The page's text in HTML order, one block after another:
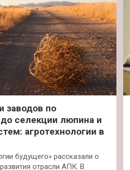
заводов по
селекции люпина и
агротехнологии в
будущего» рассказали о
отрасли АПК. В